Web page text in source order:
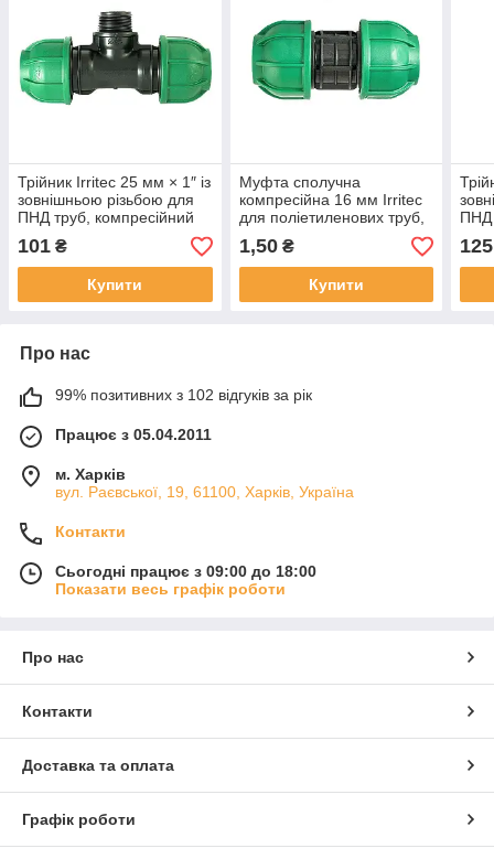
Трійник Irritec 25 мм × 1″ із
зовнішньою різьбою для
ПНД труб, компресійний
фітинг
101 ₴
Купити
Муфта сполучна
компресійна 16 мм Irritec
для поліетиленових труб,
фітинг для поливу
1,50₴
Купити
ПНД
125
Про нас
99% позитивних з 102 відгуків за рік
Працює з 05.04.2011
м. Харків
вул. Раєвської, 19, 61100, Харків, Україна
Контакти
Сьогодні працює з 09:00 до 18:00
Показати весь графік роботи
Про нас
Контакти
Доставка та оплата
Графік роботи